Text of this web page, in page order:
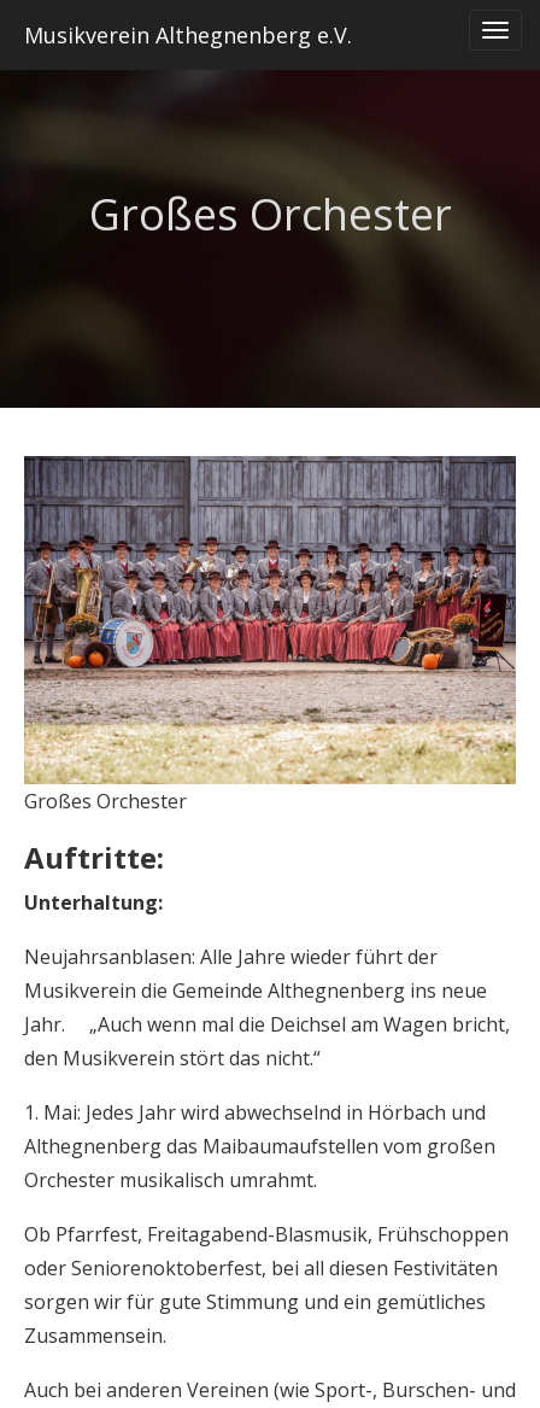
Musikverein Althegnenberg e.V.
Großes Orchester
Großes Orchester
Auftritte:
Unterhaltung:
Neujahrsanblasen: Alle Jahre wieder führt der
Musikverein die Gemeinde Althegnenberg ins neue
Jahr. „Auch wenn mal die Deichsel am Wagen bricht,
den Musikverein stört das nicht.“
1. Mai: Jedes Jahr wird abwechselnd in Hörbach und
Althegnenberg das Maibaumaufstellen vom großen
Orchester musikalisch umrahmt.
Ob Pfarrfest, Freitagabend-Blasmusik, Frühschoppen
oder Seniorenoktoberfest, bei all diesen Festivitäten
sorgen wir für gute Stimmung und ein gemütliches
Zusammensein.
Auch bei anderen Vereinen (wie Sport-, Burschen- und